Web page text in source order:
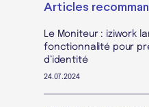
Articles
Le Moniteur : iziwork
fonctionnalité pour
d’identité
24.07.2024